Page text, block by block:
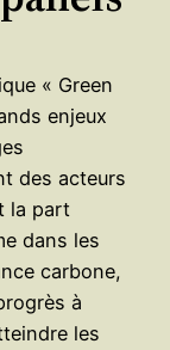
« Green
enjeux
des acteurs
la part
dans les
carbone,
à
les